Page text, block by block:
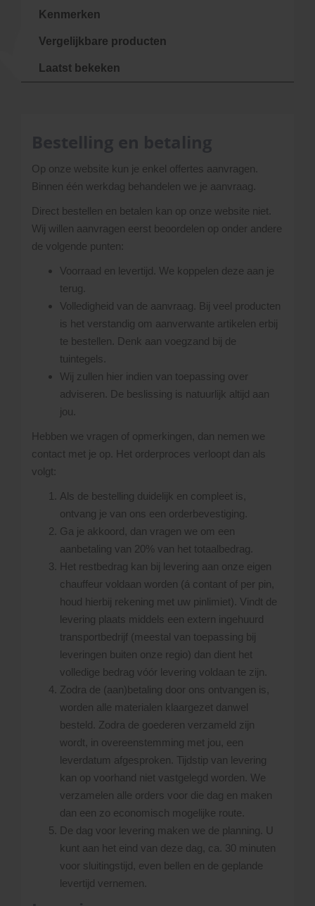
Kenmerken
Vergelijkbare producten
Laatst bekeken
Op onze website kun je enkel offertes aanvragen.
Binnen één werkdag behandelen we je aanvraag.
Direct bestellen en betalen kan op onze website niet.
Wij willen aanvragen eerst beoordelen op onder andere
de volgende punten:
Voorraad en levertijd. We koppelen deze aan je
terug.
Volledigheid van de aanvraag. Bij veel producten
is het verstandig om aanverwante artikelen erbij
te bestellen. Denk aan voegzand bij de
tuintegels.
Wij zullen hier indien van toepassing over
adviseren. De beslissing is natuurlijk altijd aan
jou.
Hebben we vragen of opmerkingen, dan nemen we
contact met je op. Het orderproces verloopt dan als
volgt:
Als de bestelling duidelijk en compleet is,
ontvang je van ons een orderbevestiging.
Ga je akkoord, dan vragen we om een
aanbetaling van 20% van het totaalbedrag.
Het restbedrag kan bij levering aan onze eigen
chauffeur voldaan worden (á contant of per pin,
houd hierbij rekening met uw pinlimiet). Vindt de
levering plaats middels een extern ingehuurd
transportbedrijf (meestal van toepassing bij
leveringen buiten onze regio) dan dient het
volledige bedrag vóór levering voldaan te zijn.
Zodra de (aan)betaling door ons ontvangen is,
worden alle materialen klaargezet danwel
besteld. Zodra de goederen verzameld zijn
wordt, in overeenstemming met jou, een
leverdatum afgesproken. Tijdstip van levering
kan op voorhand niet vastgelegd worden. We
verzamelen alle orders voor die dag en maken
dan een zo economisch mogelijke route.
De dag voor levering maken we de planning. U
kunt aan het eind van deze dag, ca. 30 minuten
voor sluitingstijd, even bellen en de geplande
levertijd vernemen.